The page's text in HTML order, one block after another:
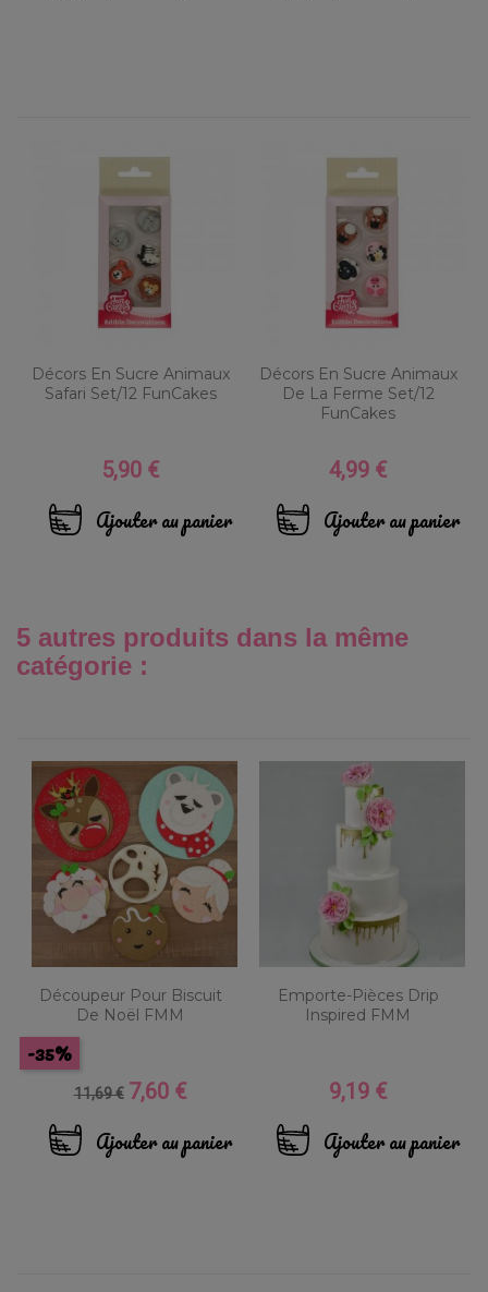
Décors En Sucre Animaux
Safari Set/12 FunCakes
Prix
5,90 €
Ajouter au panier
Décors En Sucre Animaux
De La Ferme Set/12
FunCakes
Prix
4,99 €
Ajouter au panier
5 autres produits dans la même
catégorie :
Découpeur Pour Biscuit
De Noël FMM
Prix
base
11,69 €
-35%
Prix
7,60 €
Ajouter au panier
Emporte-Pièces Drip
Inspired FMM
Prix
9,19 €
Ajouter au panier